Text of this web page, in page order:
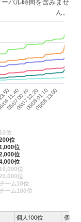
バル時間を含みませ
ん。
11:40
05/07 00:30
05/07 12:20
05/08 01:10
05/08 13:00
位
位
位
位
位
位
位
ーム10位
ーム100位
個人100位
個人